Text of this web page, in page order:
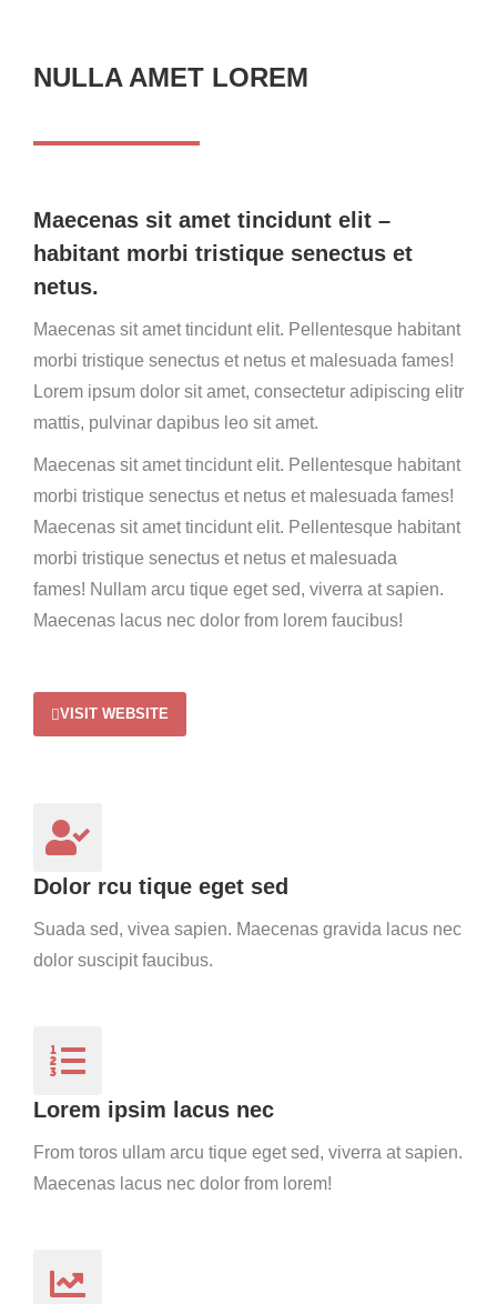
NULLA AMET LOREM
Maecenas sit amet tincidunt elit –
habitant morbi tristique senectus et
netus.
Maecenas sit amet tincidunt elit. Pellentesque habitant
morbi tristique senectus et netus et malesuada fames!
Lorem ipsum dolor sit amet, consectetur adipiscing elitr
mattis, pulvinar dapibus leo sit amet.
Maecenas sit amet tincidunt elit. Pellentesque habitant
morbi tristique senectus et netus et malesuada fames!
Maecenas sit amet tincidunt elit. Pellentesque habitant
morbi tristique senectus et netus et malesuada
fames! Nullam arcu tique eget sed, viverra at sapien.
Maecenas lacus nec dolor from lorem faucibus!
VISIT WEBSITE
Dolor rcu tique eget sed
Suada sed, vivea sapien. Maecenas gravida lacus nec
dolor suscipit faucibus.
Lorem ipsim lacus nec
From toros ullam arcu tique eget sed, viverra at sapien.
Maecenas lacus nec dolor from lorem!